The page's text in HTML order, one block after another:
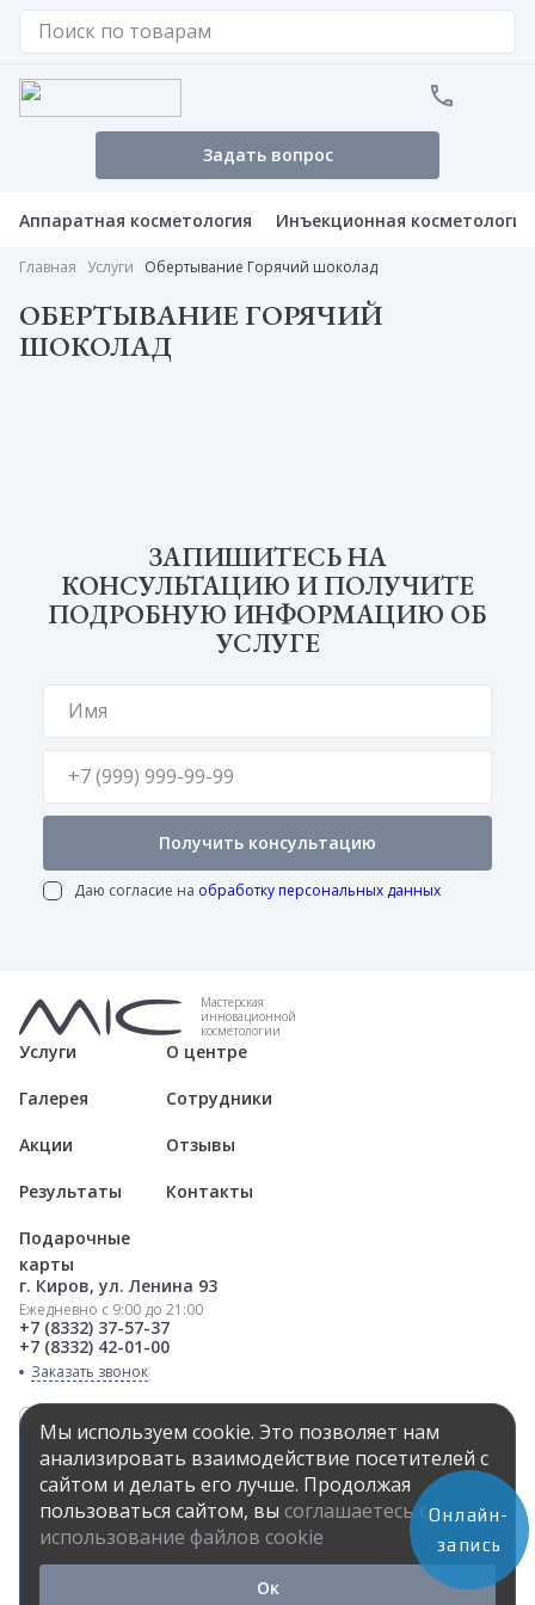
Задать вопрос
Аппаратная косметология Инъекционная косметология
Главная Услуги Обертывание Горячий шоколад
ОБЕРТЫВАНИЕ ГОРЯЧИЙ
ШОКОЛАД
ЗАПИШИТЕСЬ НА
КОНСУЛЬТАЦИЮ И ПОЛУЧИТЕ
ПОДРОБНУЮ ИНФОРМАЦИЮ ОБ
УСЛУГЕ
Получить консультацию
Даю согласие на обработку персональных данных
Мастерская
инновационной
косметологии
Услуги О центре
Галерея Сотрудники
Акции Отзывы
Результаты Контакты
Подарочные
карты
г. Киров, ул. Ленина 93
Ежедневно с 9:00 до 21:00
+7 (8332) 37-57-37
+7 (8332) 42-01-00
Заказать звонок
Онлайн запись
Онлайн-
запись
Мы используем cookie. Это позволяет нам
анализировать взаимодействие посетителей с
сайтом и делать его лучше. Продолжая
пользоваться сайтом, вы соглашаетесь с
использование файлов cookie
Ок